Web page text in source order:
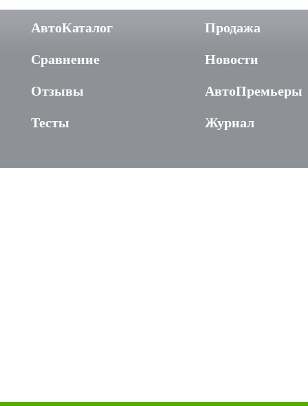
АвтоКаталог
Сравнение
Отзывы
Тесты
Продажа
Новости
АвтоПремьеры
Журнал